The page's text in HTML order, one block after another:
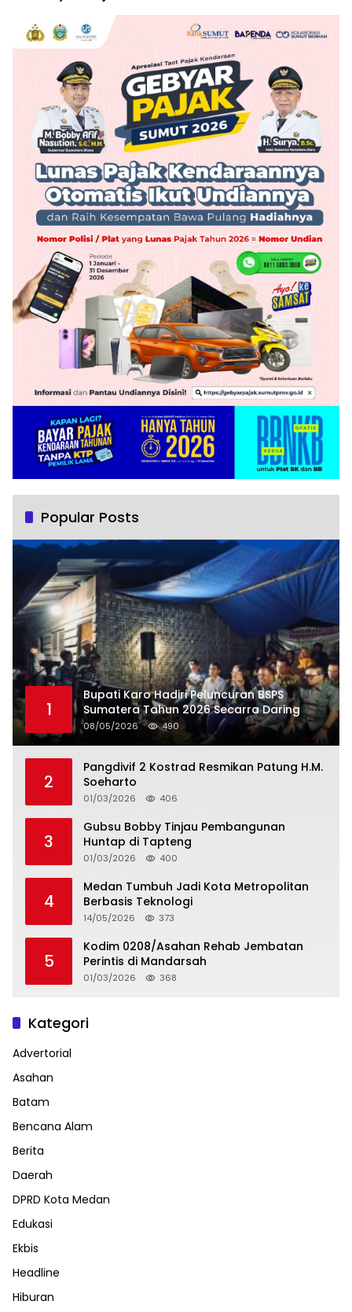
Popular Posts
1
Bupati Karo Hadiri Peluncuran BSPS
Sumatera Tahun 2026 Secarra Daring
08/05/2026 490
2
Pangdivif 2 Kostrad Resmikan Patung H.M.
Soeharto
01/03/2026 406
3
Gubsu Bobby Tinjau Pembangunan
Huntap di Tapteng
01/03/2026 400
4
Medan Tumbuh Jadi Kota Metropolitan
Berbasis Teknologi
14/05/2026 373
5
Kodim 0208/Asahan Rehab Jembatan
Perintis di Mandarsah
01/03/2026 368
Kategori
Advertorial
Asahan
Batam
Bencana Alam
Berita
Daerah
DPRD Kota Medan
Edukasi
Ekbis
Headline
Hiburan